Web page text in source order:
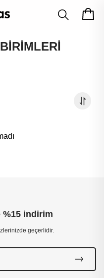
indirim
geçerlidir.